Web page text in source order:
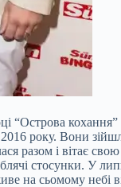
“Острова
року. Вони
разом і вітає
стосунки. У
на сьомому небі